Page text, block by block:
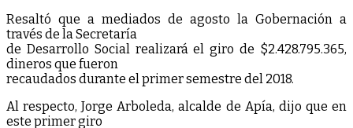
Resaltó que a mediados de agosto la Gobernación a
través de la Secretaría
de Desarrollo Social realizará el giro de $2.428.795.365,
dineros que fueron
recaudados durante el primer semestre del 2018.
Al respecto, Jorge Arboleda, alcalde de Apía, dijo que en
este primer giro